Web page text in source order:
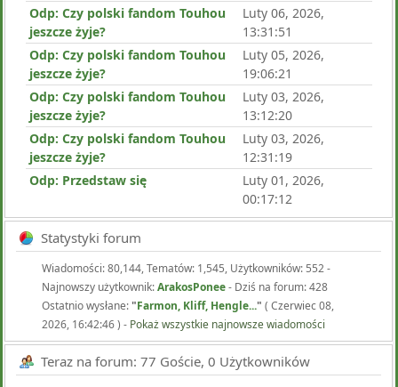
Odp: Czy polski fandom Touhou
jeszcze żyje?
Luty 06, 2026,
13:31:51
Odp: Czy polski fandom Touhou
jeszcze żyje?
Luty 05, 2026,
19:06:21
Odp: Czy polski fandom Touhou
jeszcze żyje?
Luty 03, 2026,
13:12:20
Odp: Czy polski fandom Touhou
jeszcze żyje?
Luty 03, 2026,
12:31:19
Odp: Przedstaw się
Luty 01, 2026,
00:17:12
Statystyki forum
Wiadomości: 80,144, Tematów: 1,545, Użytkowników: 552 -
Najnowszy użytkownik:ArakosPonee- Dziś na forum: 428
Ostatnio wysłane:"Farmon, Kliff, Hengle..." ( Czerwiec 08,
2026, 16:42:46 ) - Pokaż wszystkie najnowsze wiadomości
Teraz na forum: 77 Goście, 0 Użytkowników